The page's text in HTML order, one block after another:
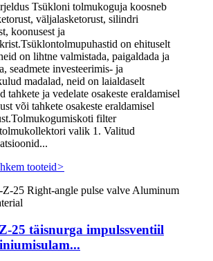
Tsükloni tolmukoguja koosneb
väljalasketorust, silindri
koonusest ja
on ehituselt
on lihtne valmistada, paigaldada ja
seadmete investeerimis- ja
madalad, neid on laialdaselt
tahkete ja vedelate osakeste eraldamisel
või tahkete osakeste eraldamisel
filter
valik 1. Valitud
tooteid>
25 täisnurga impulssventiil